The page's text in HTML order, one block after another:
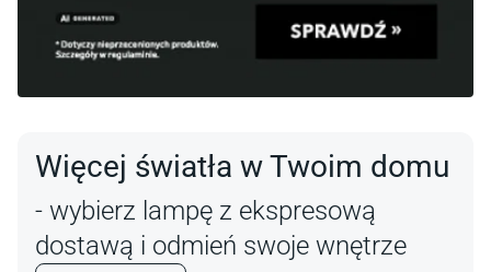
Więcej światła w Twoim domu
- wybierz lampę z ekspresową
dostawą i odmień swoje wnętrze